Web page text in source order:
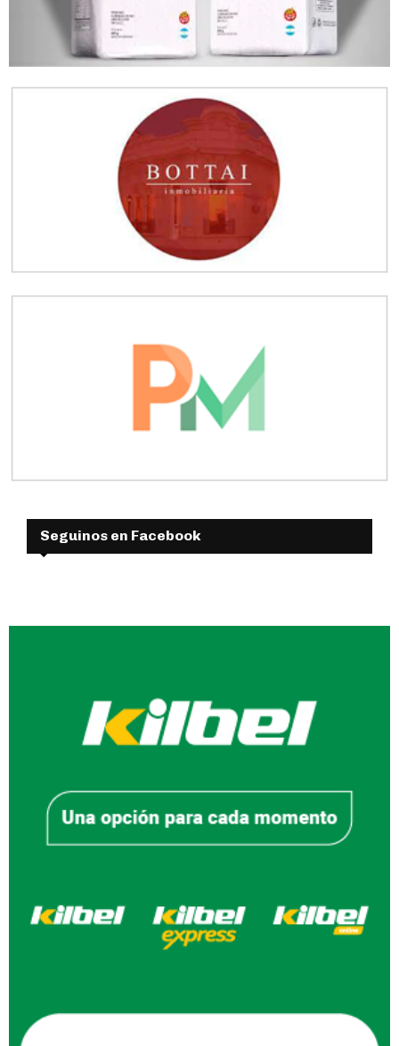
Seguinos en Facebook